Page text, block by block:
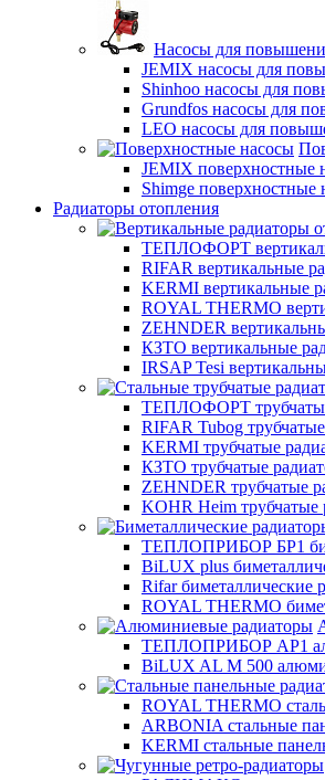
Насосы для
JEMIX насосы для
Shinhoo насосы для
Grundfos насосы для
LEO насосы для
JEMIX поверхностные
Shimge поверхностные
Радиаторы отопления
ТЕПЛОФОРТ
RIFAR вертикальные
KERMI вертикальные
ROYAL THERMO
ZEHNDER
КЗТО вертикальные
IRSAP Tesi
ТЕПЛОФОРТ
RIFAR Tubog
KERMI трубчатые
КЗТО трубчатые
ZEHNDER трубчатые
KOHR Heim трубчатые
ТЕПЛОПРИБОР БР1
BiLUX plus
Rifar биметаллические
ROYAL THERMO
ТЕПЛОПРИБОР АР1
BiLUX AL M 500
ROYAL THERMO
ARBONIA стальные
KERMI стальные